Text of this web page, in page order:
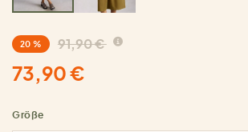
20 % 91,90 €
73,90 €
Größe